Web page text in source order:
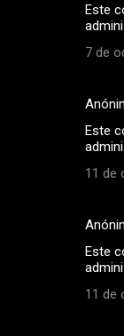
Este
7 de
Este
11 de
Este
11 de